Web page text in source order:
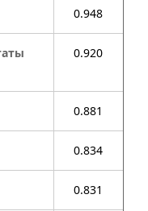
0.948
0.920
0.881
0.834
0.831